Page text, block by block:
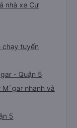
nhà xe Cư
chạy tuyến
- Quận 5
nhanh và
5